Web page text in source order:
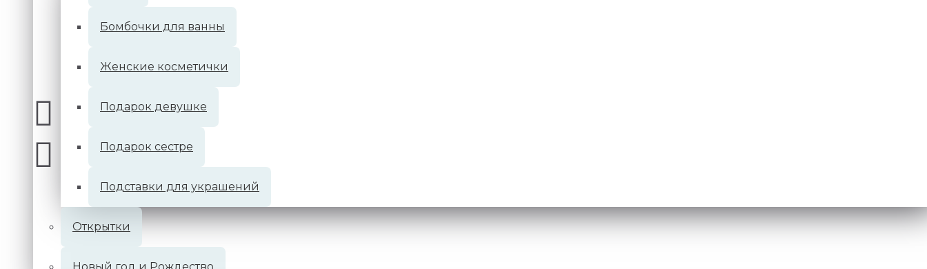
Бомбочки для ванны
Женские косметички
Подарок девушке
Подарок сестре
Подставки для украшений
Открытки